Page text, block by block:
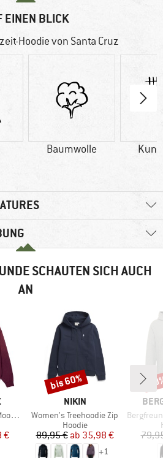
EINEN BLICK
Hoodie von Santa Cruz
Baumwolle
SCHAUTEN SICH AUCH
AN
Preis
€
MARKE
NIKIN
Artikel
Women's Treehoodie Zip
Produktgruppe
Hoodie
Preis
89,95 € reduzierter Preis
ab 35,98 €
+1
Rabatt
bis 60%
Artikel